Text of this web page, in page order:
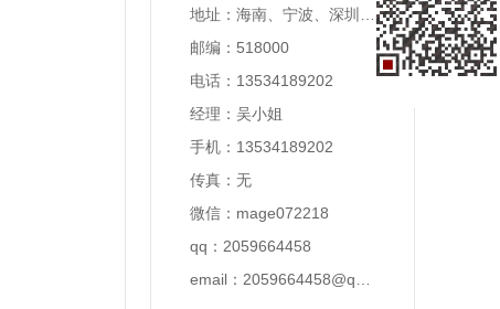
邮编：518000
电话： 13534189202
经理：吴小姐
手机： 13534189202
传真：无
微信： mage072218
qq：2059664458
email： 2059664458@qq.com